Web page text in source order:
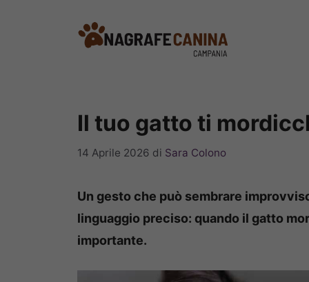
Il tuo gatto ti
14 Aprile 2026 di Sara Colono
Un gesto che può sembrare
linguaggio preciso: quando il gatto
importante.